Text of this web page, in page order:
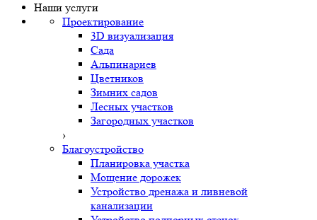
Наши услуги
Проектирование
3D визуализация
Сада
Альпинариев
Цветников
Зимних садов
Лесных участков
Загородных участков
›
Благоустройство
Планировка участка
Мощение дорожек
Устройство дренажа и ливневой
канализации